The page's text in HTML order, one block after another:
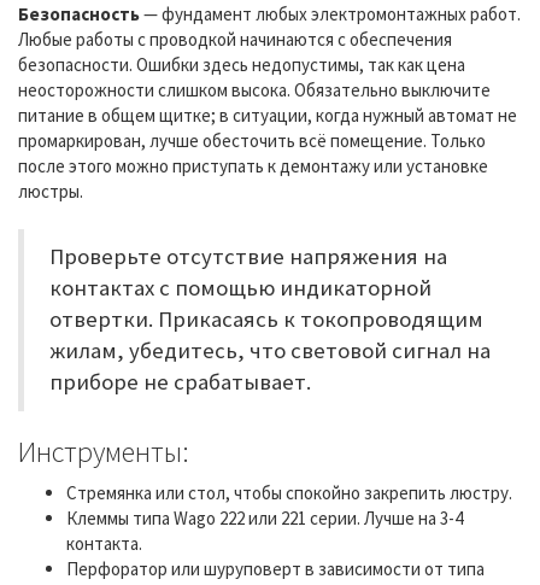
Безопасность— фундамент любых электромонтажных работ.
Любые работы с проводкой начинаются с обеспечения
безопасности. Ошибки здесь недопустимы, так как цена
неосторожности слишком высока. Обязательно выключите
питание в общем щитке; в ситуации, когда нужный автомат не
промаркирован, лучше обесточить всё помещение. Только
после этого можно приступать к демонтажу или установке
люстры.
Проверьте отсутствие напряжения на
контактах с помощью индикаторной
отвертки. Прикасаясь к токопроводящим
жилам, убедитесь, что световой сигнал на
приборе не срабатывает.
Инструменты:
Стремянка или стол, чтобы спокойно закрепить люстру.
Клеммы типа Wago 222 или 221 серии. Лучше на 3-4
контакта.
Перфоратор или шуруповерт в зависимости от типа